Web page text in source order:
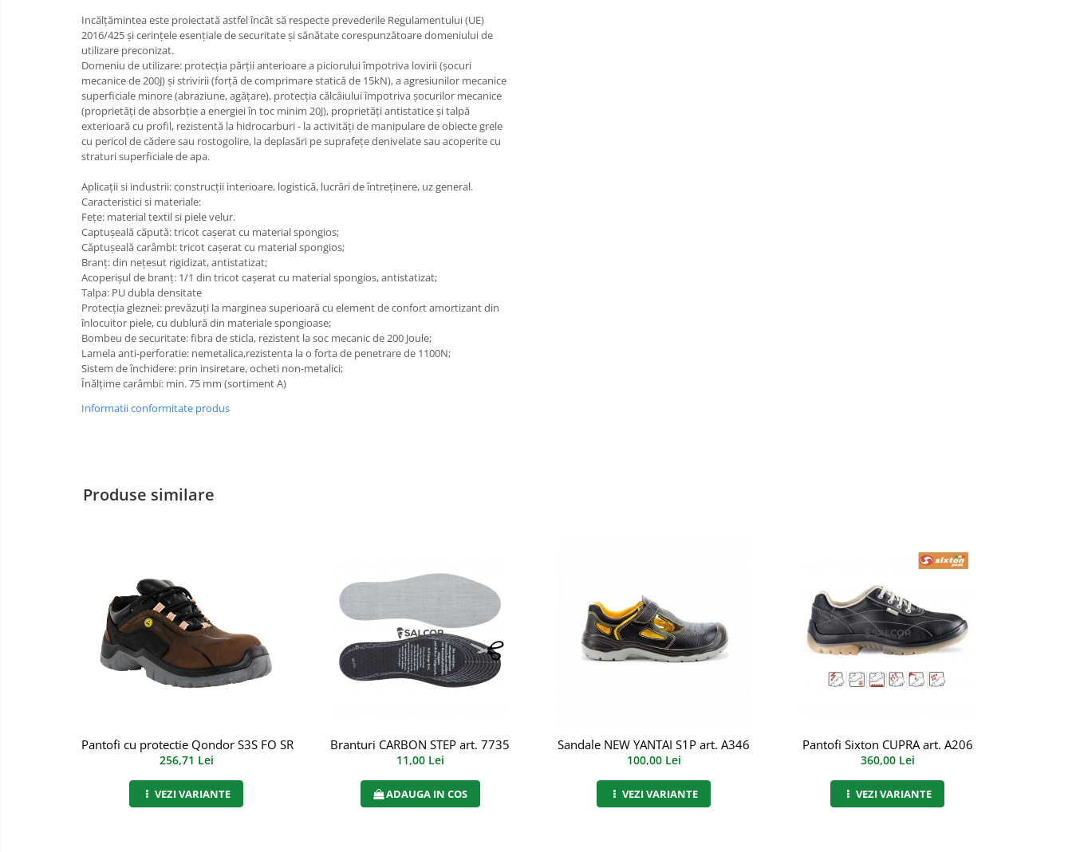
Opritoare de cadere
Puncte de ancorare
Sisteme de acces in canale
Pantofi de protectie
Sandale de protectie
Cizme de protectie
Incaltaminte alba de protectie
Incaltaminte ESD
Pantofi fara protectie
Protectie chimica
Manusi tricot impregnat
Imbracaminte Outdoor
Incălţămintea este proiectată astfel încât să respecte prevederile Regulamentului (UE)
2016/425 şi cerinţele esenţiale de securitate şi sănătate corespunzătoare domeniului de
utilizare preconizat.
Domeniu de utilizare: protecţia părţii anterioare a piciorului împotriva lovirii (şocuri
mecanice de 200J) şi strivirii (forţă de comprimare statică de 15kN), a agresiunilor mecanice
superficiale minore (abraziune, agăţare), protecţia călcâiului împotriva şocurilor mecanice
(proprietăţi de absorbţie a energiei în toc minim 20J), proprietăţi antistatice şi talpă
exterioară cu profil, rezistentă la hidrocarburi - la activităţi de manipulare de obiecte grele
cu pericol de cădere sau rostogolire, la deplasări pe suprafeţe denivelate sau acoperite cu
straturi superficiale de apa.
Aplicații si industrii: construcții interioare, logistică, lucrări de întreținere, uz general.
Caracteristici si materiale:
Fețe: material textil si piele velur.
Captușeală căpută: tricot caşerat cu material spongios;
Căptușeală carâmbi: tricot caşerat cu material spongios;
Branț: din neţesut rigidizat, antistatizat;
Acoperişul de branţ: 1/1 din tricot caşerat cu material spongios, antistatizat;
Talpa: PU dubla densitate
Protecția gleznei: prevăzuţi la marginea superioară cu element de confort amortizant din
înlocuitor piele, cu dublură din materiale spongioase;
Bombeu de securitate: fibra de sticla, rezistent la soc mecanic de 200 Joule;
Lamela anti-perforatie: nemetalica,rezistenta la o forta de penetrare de 1100N;
Sistem de închidere: prin insiretare, ocheti non-metalici;
Înălţime carâmbi: min. 75 mm (sortiment A)
Informatii conformitate produs
Produse similare
Pantofi cu protectie Qondor S3S FO SR ESD, Renania, art.9A00
256,71 Lei
VEZI VARIANTE
Branturi CARBON STEP art. 7735
11,00 Lei
ADAUGA IN COS
Sandale NEW YANTAI S1P art. A346
100,00 Lei
VEZI VARIANTE
Pantofi Sixton CUPRA art. A206
360,00 Lei
VEZI VARIANTE